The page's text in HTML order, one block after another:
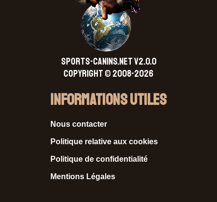
SPORTS-CANINS.NET V2.0.0
Copyright © 2008-2026
Informations Utiles
Nous contacter
Politique relative aux cookies
Politique de confidentialité
Mentions Légales